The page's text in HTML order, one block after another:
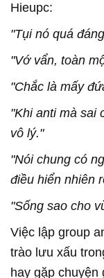
Hieupc:
"Tụi nó quá
"Vớ vẩn, toàn
"Chắc là mấy
"Khi anti mà sai
vô lý."
"Nói chung có
điều hiển nhiên
"Sống sao cho
Việc lập group
trào lưu xấu
hay gặp